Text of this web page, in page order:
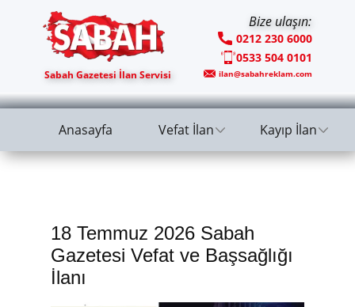
Bize ulaşın:
0212 230 6000
0533 504 0101
Sabah Gazetesi İlan Servisi ilan@sabahreklam.com
Anasayfa Vefat İlan Kayıp İlan
18 Temmuz 2026 Sabah
Gazetesi Vefat ve Başsağlığı
İlanı